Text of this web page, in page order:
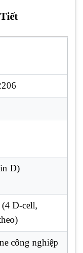
D)
D-cell,
công nghiệp